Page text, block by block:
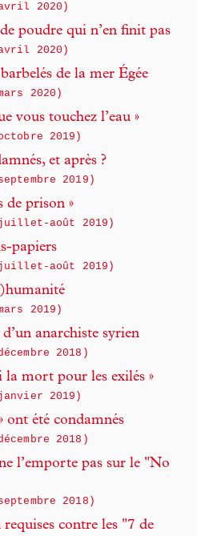
2020)
poudre qui n’en finit pas
2020)
de la mer Égée
2020)
vous touchez l’eau »
2019)
et après ?
2019)
de prison »
août 2019)
papiers
août 2019)
2019)
anarchiste syrien
2018)
la mort pour les exilés »
2019)
ont été condamnés
2018)
l’emporte pas sur le "No
2018)
contre les "7 de